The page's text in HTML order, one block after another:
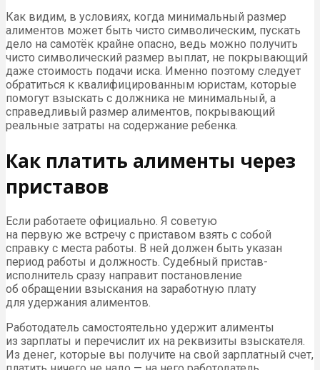
Как видим, в условиях, когда минимальный размер
алиментов может быть чисто символическим, пускать
дело на самотёк крайне опасно, ведь можно получить
чисто символический размер выплат, не покрывающий
даже стоимость подачи иска. Именно поэтому следует
обратиться к квалифицированным юристам, которые
помогут взыскать с должника не минимальный, а
справедливый размер алиментов, покрывающий
реальные затраты на содержание ребенка.
Как платить алименты через
приставов
Если работаете официально. Я советую
на первую же встречу с приставом взять с собой
справку с места работы. В ней должен быть указан
период работы и должность. Судебный пристав-
исполнитель сразу направит постановление
об обращении взыскания на заработную плату
для удержания алиментов.
Работодатель самостоятельно удержит алименты
из зарплаты и перечислит их на реквизиты взыскателя.
Из денег, которые вы получите на свой зарплатный счет,